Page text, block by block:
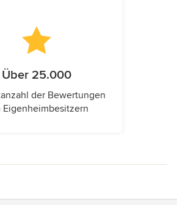
Über 25.000
der Bewertungen
Eigenheimbesitzern